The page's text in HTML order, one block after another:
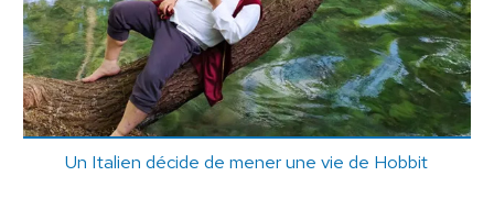
Un Italien décide de mener une vie de Hobbit